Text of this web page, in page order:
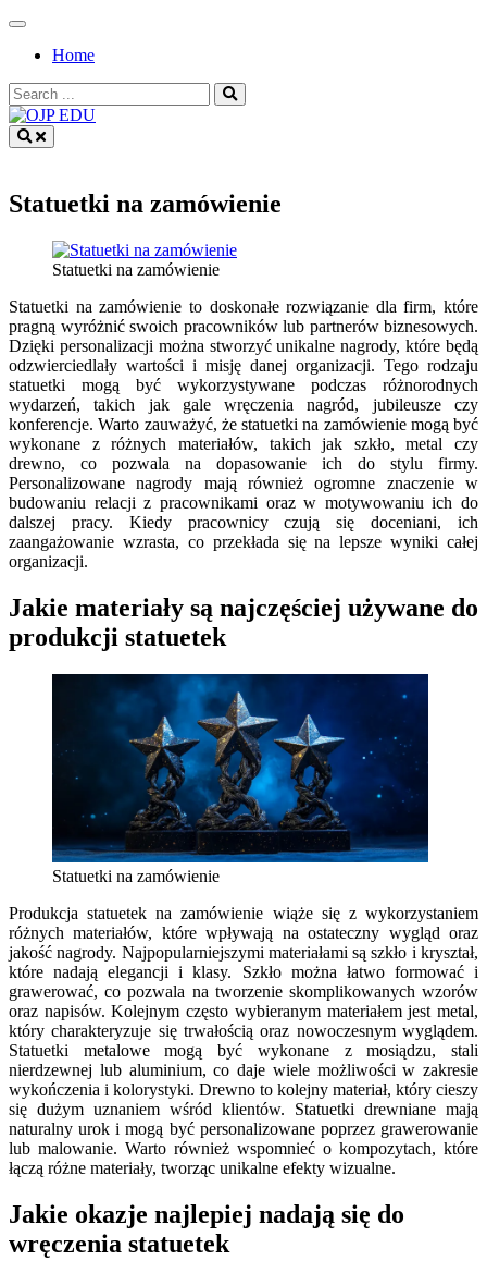
Skip
contentHome
Search
for:
Statuetki na zamówienie
Statuetki na zamówienie
Statuetki na zamówienie to doskonałe rozwiązanie dla firm, które
pragną wyróżnić swoich pracowników lub partnerów biznesowych.
Dzięki personalizacji można stworzyć unikalne nagrody, które będą
odzwierciedlały wartości i misję danej organizacji. Tego rodzaju
statuetki mogą być wykorzystywane podczas różnorodnych
wydarzeń, takich jak gale wręczenia nagród, jubileusze czy
konferencje. Warto zauważyć, że statuetki na zamówienie mogą być
wykonane z różnych materiałów, takich jak szkło, metal czy
drewno, co pozwala na dopasowanie ich do stylu firmy.
Personalizowane nagrody mają również ogromne znaczenie w
budowaniu relacji z pracownikami oraz w motywowaniu ich do
dalszej pracy. Kiedy pracownicy czują się doceniani, ich
zaangażowanie wzrasta, co przekłada się na lepsze wyniki całej
organizacji.
Jakie materiały są najczęściej używane do
produkcji statuetek
Statuetki na zamówienie
Produkcja statuetek na zamówienie wiąże się z wykorzystaniem
różnych materiałów, które wpływają na ostateczny wygląd oraz
jakość nagrody. Najpopularniejszymi materiałami są szkło i kryształ,
które nadają elegancji i klasy. Szkło można łatwo formować i
grawerować, co pozwala na tworzenie skomplikowanych wzorów
oraz napisów. Kolejnym często wybieranym materiałem jest metal,
który charakteryzuje się trwałością oraz nowoczesnym wyglądem.
Statuetki metalowe mogą być wykonane z mosiądzu, stali
nierdzewnej lub aluminium, co daje wiele możliwości w zakresie
wykończenia i kolorystyki. Drewno to kolejny materiał, który cieszy
się dużym uznaniem wśród klientów. Statuetki drewniane mają
naturalny urok i mogą być personalizowane poprzez grawerowanie
lub malowanie. Warto również wspomnieć o kompozytach, które
łączą różne materiały, tworząc unikalne efekty wizualne.
Jakie okazje najlepiej nadają się do
wręczenia statuetek